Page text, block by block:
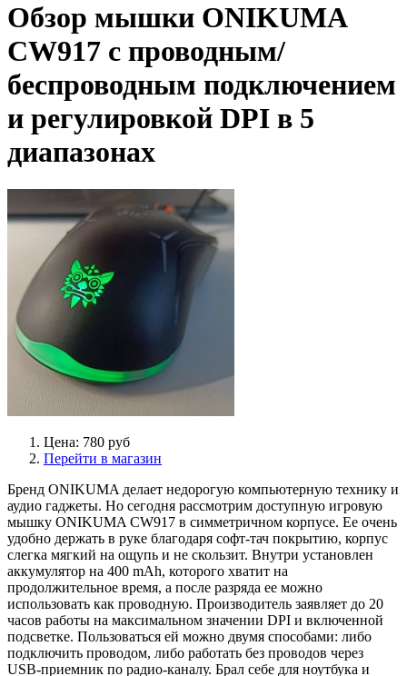
Обзор мышки ONIKUMA
CW917 с проводным/
беспроводным подключением
и регулировкой DPI в 5
диапазонах
Цена: 780 руб
Перейти в магазин
Бренд ONIKUMA делает недорогую компьютерную технику и
аудио гаджеты. Но сегодня рассмотрим доступную игровую
мышку ONIKUMA CW917 в симметричном корпусе. Ее очень
удобно держать в руке благодаря софт-тач покрытию, корпус
слегка мягкий на ощупь и не скользит. Внутри установлен
аккумулятор на 400 mAh, которого хватит на
продолжительное время, а после разряда ее можно
использовать как проводную. Производитель заявляет до 20
часов работы на максимальном значении DPI и включенной
подсветке. Пользоваться ей можно двумя способами: либо
подключить проводом, либо работать без проводов через
USB-приемник по радио-каналу. Брал себе для ноутбука и